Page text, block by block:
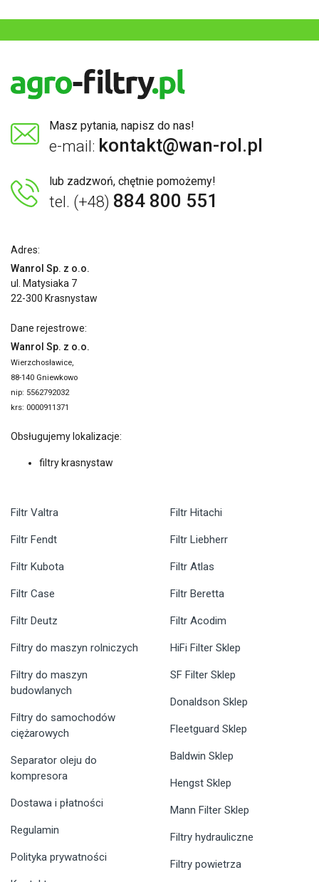
Masz pytania, napisz do nas!
e-mail: kontakt@wan-rol.pl
lub zadzwoń, chętnie pomożemy!
tel. (+48) 884 800 551
Adres:
Wanrol Sp. z o.o.
ul. Matysiaka 7
22-300 Krasnystaw
Dane rejestrowe:
Wanrol Sp. z o.o.
Wierzchosławice,
88-140 Gniewkowo
nip: 5562792032
krs: 0000911371
Obsługujemy lokalizacje:
filtry krasnystaw
Filtr Valtra
Filtr Fendt
Filtr Kubota
Filtr Case
Filtr Deutz
Filtr Hitachi
Filtr Liebherr
Filtr Atlas
Filtr Beretta
Filtr Acodim
Filtry do maszyn rolniczych
Filtry do maszyn
budowlanych
Filtry do samochodów
ciężarowych
Separator oleju do
kompresora
Dostawa i płatności
Regulamin
Polityka prywatności
HiFi Filter Sklep
SF Filter Sklep
Donaldson Sklep
Fleetguard Sklep
Baldwin Sklep
Hengst Sklep
Mann Filter Sklep
Filtry hydrauliczne
Filtry powietrza